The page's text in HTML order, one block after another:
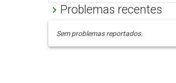
Problemas recentes
Sem problemas reportados.